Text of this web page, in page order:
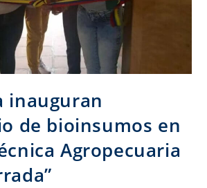
inauguran
de bioinsumos en
Agropecuaria